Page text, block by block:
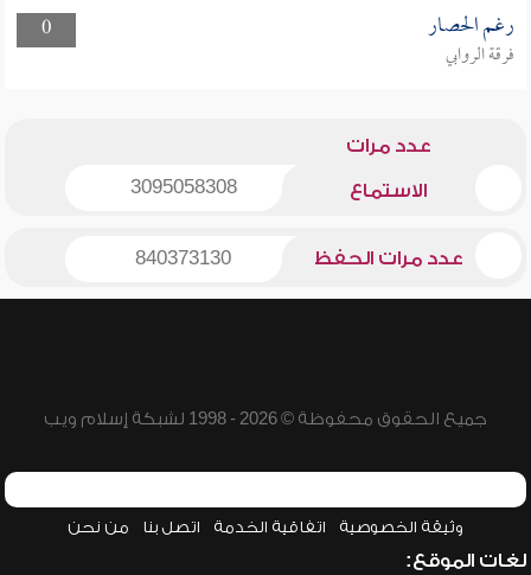
0
رغم الحصار
فرقة الروابي
عدد مرات
الاستماع 3095058308
عدد مرات الحفظ 840373130
جميع الحقوق محفوظة © 2026 - 1998 لشبكة إسلام ويب
وثيقة الخصوصية اتفاقية الخدمة اتصل بنا من نحن
لغات الموقع: